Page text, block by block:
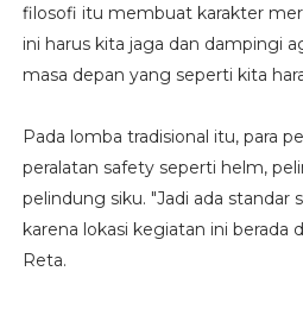
filosofi itu membuat karakter
ini harus kita jaga dan dampingi
masa depan yang seperti kita
Pada lomba tradisional itu, para
peralatan safety seperti helm,
pelindung siku. "Jadi ada standar
karena lokasi kegiatan ini berada
Reta.